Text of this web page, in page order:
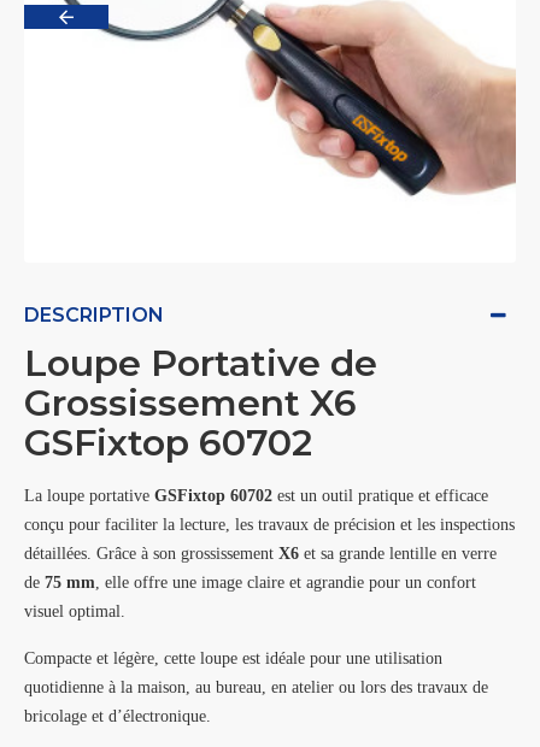
DESCRIPTION
Loupe Portative de
Grossissement X6
GSFixtop 60702
La loupe portative GSFixtop 60702 est un outil pratique et efficace
conçu pour faciliter la lecture, les travaux de précision et les inspections
détaillées. Grâce à son grossissement X6 et sa grande lentille en verre
de 75 mm, elle offre une image claire et agrandie pour un confort
visuel optimal.
Compacte et légère, cette loupe est idéale pour une utilisation
quotidienne à la maison, au bureau, en atelier ou lors des travaux de
bricolage et d’électronique.